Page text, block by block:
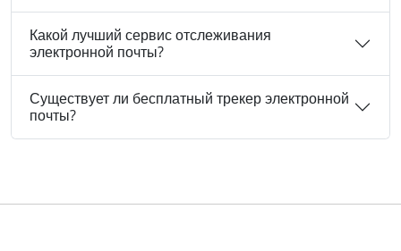
Какой лучший сервис отслеживания
электронной почты?
Существует ли бесплатный трекер электронной
почты?